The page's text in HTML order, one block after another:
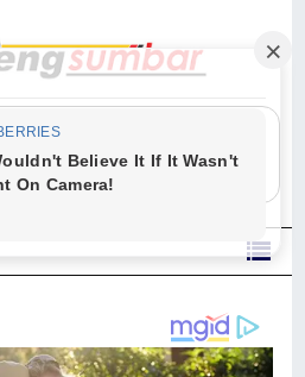
malaikat-Nya berselawat untuk Nabi.
berselawatlah kamu untuk Nabi dan
penghormatan kepadanya." (Qs. Al
Ayat 56)